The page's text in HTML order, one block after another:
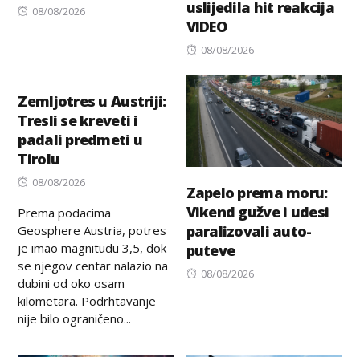
Posted
08/08/2026
uslijedila hit reakcija
VIDEO
Posted
08/08/2026
Zemljotres u Austriji:
Tresli se kreveti i
padali predmeti u
Tirolu
Posted
08/08/2026
Prema podacima
Geosphere Austria, potres
je imao magnitudu 3,5, dok
se njegov centar nalazio na
dubini od oko osam
kilometara. Podrhtavanje
nije bilo ograničeno...
Zapelo prema moru:
Vikend gužve i udesi
paralizovali auto-
puteve
Posted
08/08/2026